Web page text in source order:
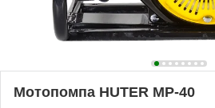
Мотопомпа HUTER MP-40